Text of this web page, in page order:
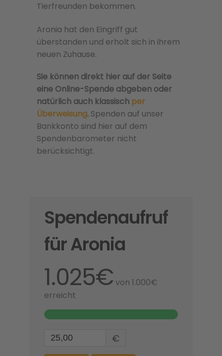
Tierfreunden bekommen.
Aronia hat den Eingriff gut
überstanden und erholt sich in ihrem
neuen Zuhause.
Sie können direkt hier auf der Seite
eine Online-Spende abgeben oder
natürlich auch klassisch per
Überweisung. Spenden auf unser
Bankkonto sind hier auf dem
Spendenbarometer nicht
berücksichtigt.
Spendenaufruf
für Aronia
1.025€ von 1.000€
erreicht
€